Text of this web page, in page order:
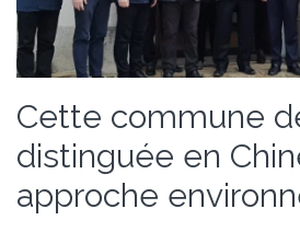
Cette commune
distinguée en
approche